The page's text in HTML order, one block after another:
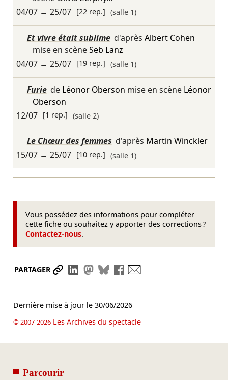
04/07→ 25/07 [22 rep.] (salle 1)
Et vivre était sublime d'après Albert Cohen
mise en scèneSeb Lanz
04/07→ 25/07 [19 rep.] (salle 1)
Furie de Léonor Oberson mise en scène Léonor
Oberson
12/07 [1 rep.] (salle 2)
Le Chœur des femmes d'après Martin Winckler
15/07→ 25/07 [10 rep.] (salle 1)
Vous possédez des informations pour compléter
cette fiche ou souhaitez y apporter des corrections ?
Contactez-nous.
PARTAGER Partager le lien
Partager sur LinkedIn
Partager sur Mastodon
Partager sur Bluesky
Partager sur Facebook
Dernière mise à jour le 30/06/2026
© 2007-2026Les Archives du spectacle
Parcourir